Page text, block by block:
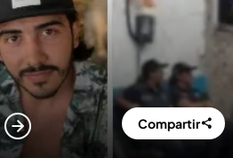
Compartir